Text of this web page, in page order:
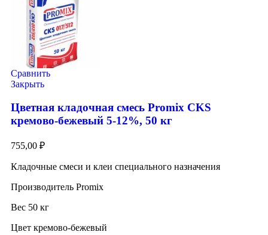
Сравнить
Закрыть
Цветная кладочная смесь Promix CKS
кремово-бежевый 5-12%, 50 кг
755,00 ₽
Кладочные смеси и клеи специального назначения
Производитель Promix
Вес 50 кг
Цвет кремово-бежевый